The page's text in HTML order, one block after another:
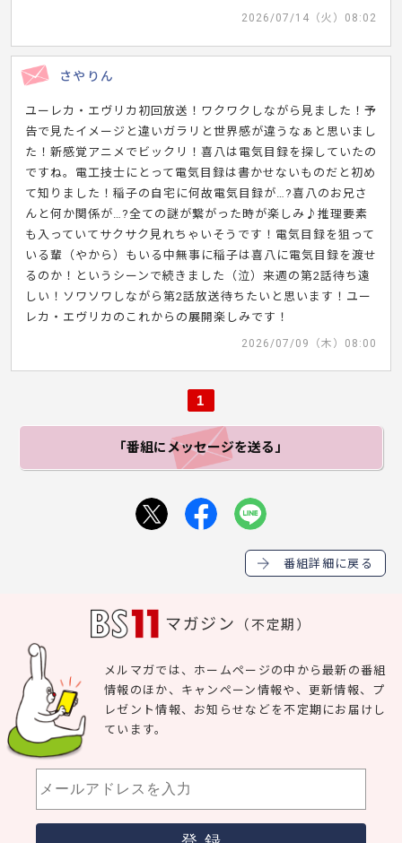
2026/07/14（火）08:02
さやりん
ユーレカ・エヴリカ初回放送！ワクワクしながら見ました！予
告で見たイメージと違いガラリと世界感が違うなぁと思いまし
た！新感覚アニメでビックリ！喜八は電気目録を探していたの
ですね。電工技士にとって電気目録は書かせないものだと初め
て知りました！稲子の自宅に何故電気目録が…?喜八のお兄さ
んと何か関係が…?全ての謎が繋がった時が楽しみ♪推理要素
も入っていてサクサク見れちゃいそうです！電気目録を狙って
いる輩（やから）もいる中無事に稲子は喜八に電気目録を渡せ
るのか！というシーンで続きました（泣）来週の第2話待ち遠
しい！ソワソワしながら第2話放送待ちたいと思います！ユー
レカ・エヴリカのこれからの展開楽しみです！
2026/07/09（木）08:00
1
「番組にメッセージを送る」
番組詳細に戻る
マガジン （不定期）
メルマガでは、ホームページの中から最新の番組
情報のほか、キャンペーン情報や、更新情報、プ
レゼント情報、お知らせなどを不定期にお届けし
ています。